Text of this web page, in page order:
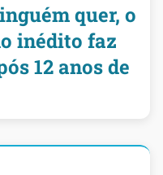
quer, o
inédito faz
12 anos de